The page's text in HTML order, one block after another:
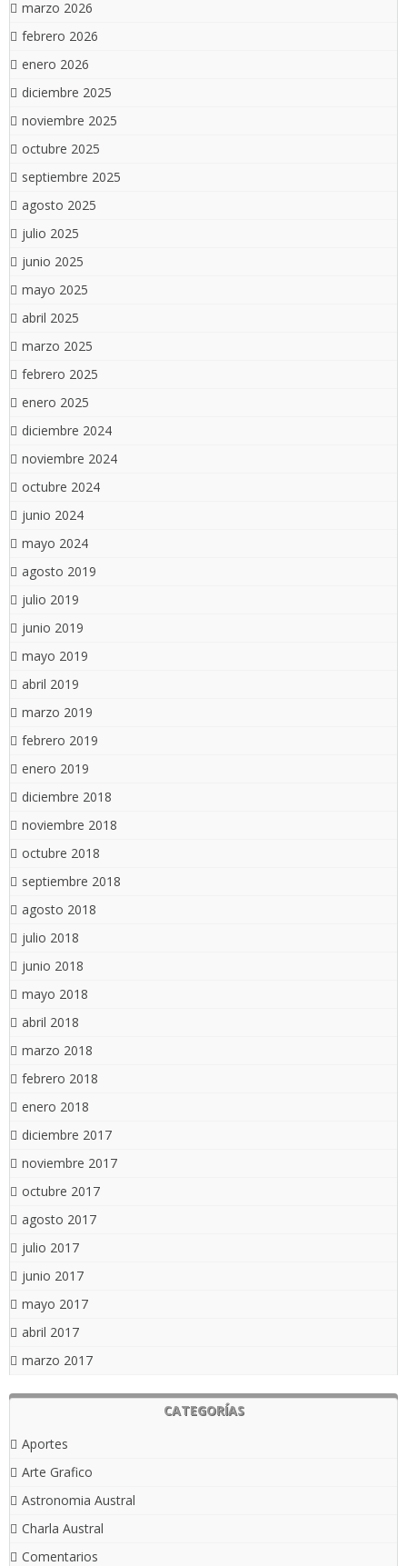
marzo 2026
febrero 2026
enero 2026
diciembre 2025
noviembre 2025
octubre 2025
septiembre 2025
agosto 2025
julio 2025
junio 2025
mayo 2025
abril 2025
marzo 2025
febrero 2025
enero 2025
diciembre 2024
noviembre 2024
octubre 2024
junio 2024
mayo 2024
agosto 2019
julio 2019
junio 2019
mayo 2019
abril 2019
marzo 2019
febrero 2019
enero 2019
diciembre 2018
noviembre 2018
octubre 2018
septiembre 2018
agosto 2018
julio 2018
junio 2018
mayo 2018
abril 2018
marzo 2018
febrero 2018
enero 2018
diciembre 2017
noviembre 2017
octubre 2017
agosto 2017
julio 2017
junio 2017
mayo 2017
abril 2017
marzo 2017
CATEGORÍAS
Aportes
Arte Grafico
Astronomia Austral
Charla Austral
Comentarios